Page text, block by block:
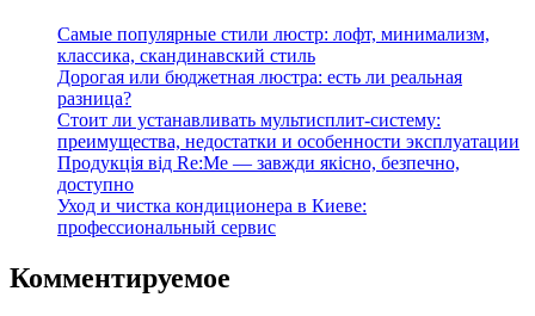
Самые популярные стили люстр: лофт, минимализм,
классика, скандинавский стиль
Дорогая или бюджетная люстра: есть ли реальная
разница?
Стоит ли устанавливать мультисплит-систему:
преимущества, недостатки и особенности эксплуатации
Продукція від Re:Me — завжди якісно, безпечно,
доступно
Уход и чистка кондиционера в Киеве:
профессиональный сервис
Комментируемое